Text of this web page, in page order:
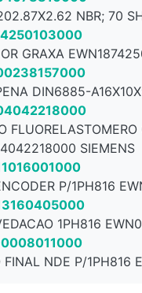
NBR; 70
GRAXA
DIN6885-
SIEMENS
P/1PH816
1PH816
FINAL NDE P/1PH816